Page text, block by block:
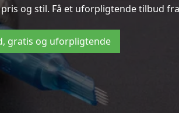
og stil. Få et uforpligtende tilbud
gratis og uforpligtende